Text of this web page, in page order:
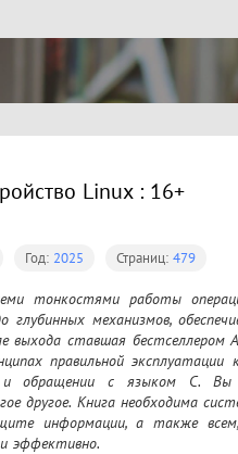
Linux : 16+
Год: 2025 Страниц: 479
тонкостями работы
глубинных механизмов,
выхода ставшая
правильной
и обращении с языком С.
другое. Книга необходима
информации, а также
эффективно.